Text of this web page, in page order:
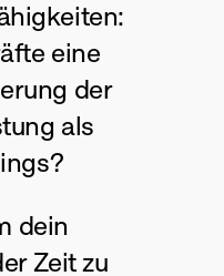
eine
der
als
dein
Zeit zu